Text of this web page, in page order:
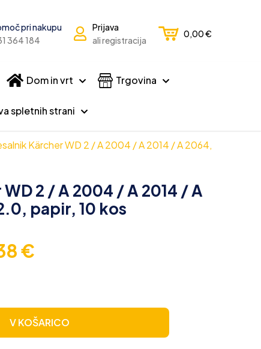
pri nakupu
364 184
Prijava
ali registracija
0,00€
Dom in vrt Trgovina
spletnih strani
Kärcher WD 2 / A 2004 / A 2014 / A 2064,
2 / A 2004 / A 2014 / A
papir, 10 kos
€
V KOŠARICO